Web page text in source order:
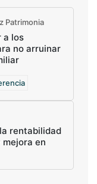
Patrimonia
a los
no arruinar
rentabilidad
en